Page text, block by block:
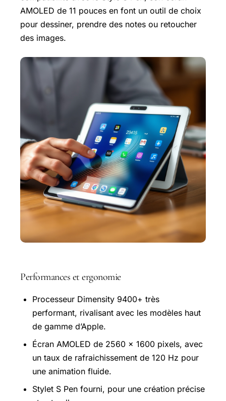
AMOLED de 11 pouces en font un outil de choix
pour dessiner, prendre des notes ou retoucher
des images.
Performances et ergonomie
Processeur Dimensity 9400+ très
performant, rivalisant avec les modèles haut
de gamme d’Apple.
Écran AMOLED de 2560 x 1600 pixels, avec
un taux de rafraichissement de 120 Hz pour
une animation fluide.
Stylet S Pen fourni, pour une création précise